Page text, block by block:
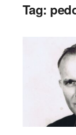
Tag: